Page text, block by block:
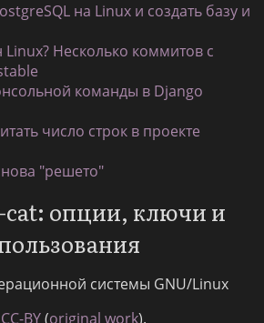
на Linux и создать базу и
Linux? Несколько коммитов с
команды в Django
число строк в проекте
"решето"
опции, ключи и
системы GNU/Linux
CC-BY(original work).